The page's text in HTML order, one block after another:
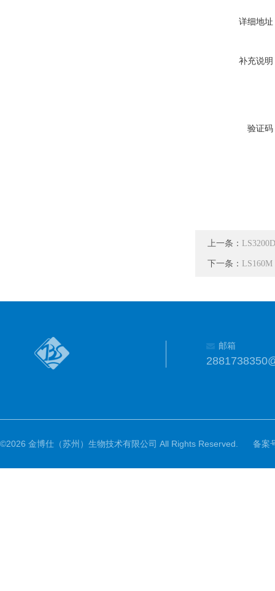
详细地址
补充说明
验证码
上一条：
下一条： LS160M
邮箱
©2026 金博仕（苏州）生物技术有限公司 All Rights Reserved. 备案